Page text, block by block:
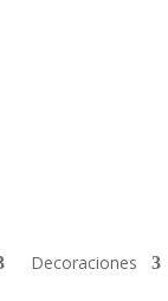
Decoraciones